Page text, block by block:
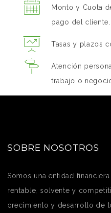
Monto y Cuota
pago del cliente.
Tasas y plazos
Atención
trabajo o
SOBRE NOSOTROS
Somos una entidad
rentable, solvente y
crecimiento y desarrollo de